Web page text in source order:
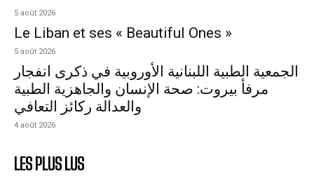
5 août 2026
Le Liban et ses « Beautiful Ones »
5 août 2026
الجمعية الطبية اللبنانية الأوروبية في ذكرى انفجار
مرفأ بيروت: صحة الإنسان والجاهزية الطبية
والعدالة ركائز التعافي
4 août 2026
LES PLUS LUS